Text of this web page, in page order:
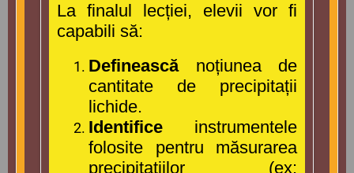
La finalul lecției, elevii vor fi
capabili să:
Defineascănoțiunea de
cantitate de precipitații
lichide.
Identifice instrumentele
folosite pentru măsurarea
precipitațiilor (ex: